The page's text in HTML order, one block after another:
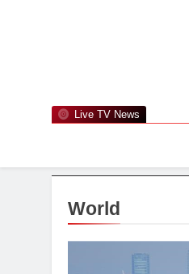
Live TV News
World